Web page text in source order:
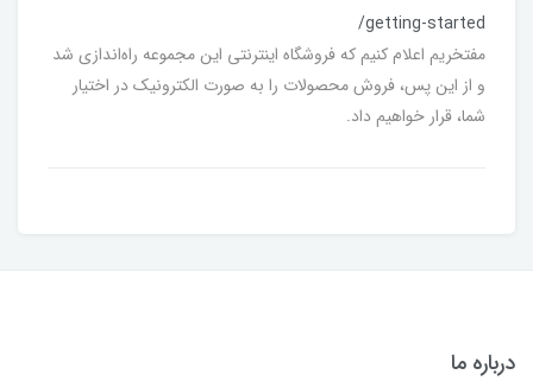
/getting-started
مفتخریم اعلام کنیم که فروشگاه اینترنتی این مجموعه راه‌اندازی شد
و از این پس، فروش محصولات را به صورت الکترونیک در اختیار
شما، قرار خواهیم داد.
درباره ما